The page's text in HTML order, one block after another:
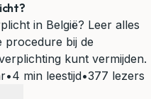
in België? Leer alles
procedure bij de
kunt vermijden.
•4 min leestijd•377 lezers